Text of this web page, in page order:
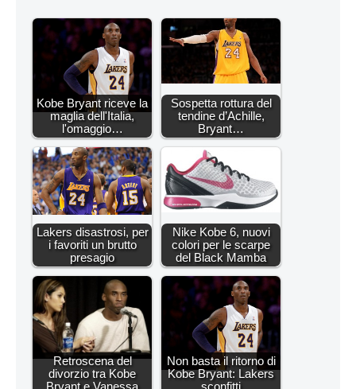
Kobe Bryant riceve la
maglia dell'Italia,
l'omaggio…
Sospetta rottura del
tendine d’Achille,
Bryant…
Lakers disastrosi, per
i favoriti un brutto
presagio
Nike Kobe 6, nuovi
colori per le scarpe
del Black Mamba
Retroscena del
divorzio tra Kobe
Non basta il ritorno di
Kobe Bryant: Lakers